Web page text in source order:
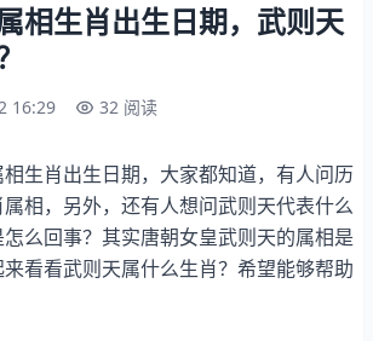
相生肖出生日期，武则天
16:29 32 阅读
生肖出生日期，大家都知道，有人问历
相，另外，还有人想问武则天代表什么
么回事？其实唐朝女皇武则天的属相是
看看武则天属什么生肖？希望能够帮助